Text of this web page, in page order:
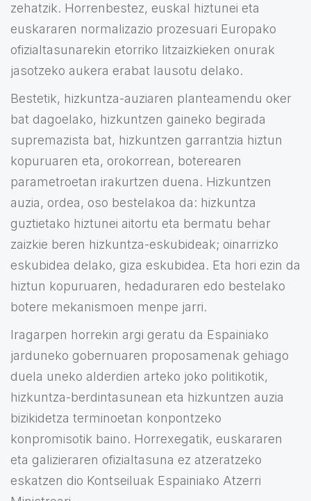
zehatzik. Horrenbestez, euskal hiztunei eta
euskararen normalizazio prozesuari Europako
ofizialtasunarekin etorriko litzaizkieken onurak
jasotzeko aukera erabat lausotu delako.
Bestetik, hizkuntza-auziaren planteamendu oker
bat dagoelako, hizkuntzen gaineko begirada
supremazista bat, hizkuntzen garrantzia hiztun
kopuruaren eta, orokorrean, boterearen
parametroetan irakurtzen duena. Hizkuntzen
auzia, ordea, oso bestelakoa da: hizkuntza
guztietako hiztunei aitortu eta bermatu behar
zaizkie beren hizkuntza-eskubideak; oinarrizko
eskubidea delako, giza eskubidea. Eta hori ezin da
hiztun kopuruaren, hedaduraren edo bestelako
botere mekanismoen menpe jarri.
Iragarpen horrekin argi geratu da Espainiako
jarduneko gobernuaren proposamenak gehiago
duela uneko alderdien arteko joko politikotik,
hizkuntza-berdintasunean eta hizkuntzen auzia
bizikidetza terminoetan konpontzeko
konpromisotik baino. Horrexegatik, euskararen
eta galizieraren ofizialtasuna ez atzeratzeko
eskatzen dio Kontseiluak Espainiako Atzerri